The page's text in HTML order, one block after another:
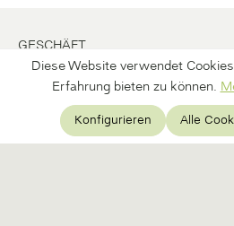
GESCHÄFT
BÜRO
INFORMATION
Diese Website verwendet
Erfahrung bieten zu können.
Konfigurieren Alle